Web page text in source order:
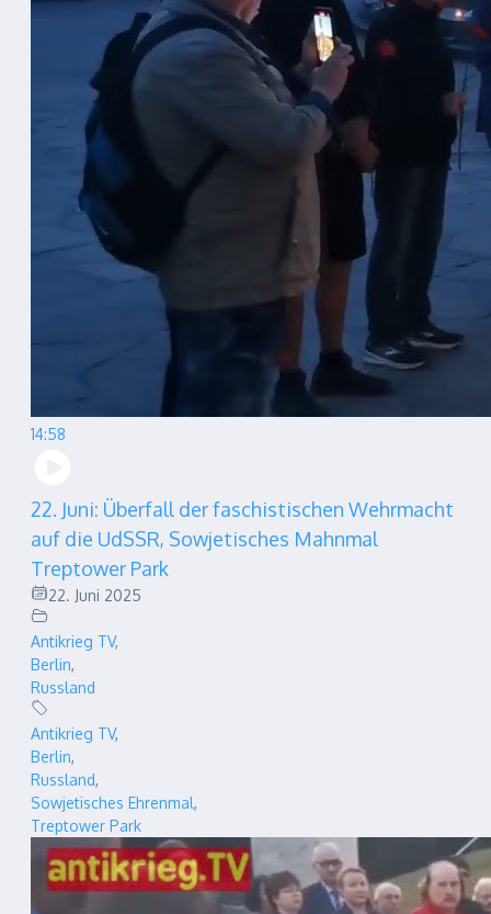
14:58
22. Juni: Überfall der faschistischen Wehrmacht
auf die UdSSR, Sowjetisches Mahnmal
Treptower Park
22. Juni 2025
Antikrieg TV,
Berlin,
Russland
Antikrieg TV,
Berlin,
Russland,
Sowjetisches Ehrenmal,
Treptower Park